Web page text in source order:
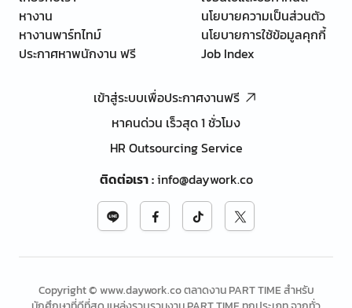
หางาน
หางานพาร์ทไทม์
ประกาศหาพนักงาน ฟรี
นโยบายความเป็นส่วนตัว
นโยบายการใช้ข้อมูลคุกกี้
Job Index
เข้าสู่ระบบเพื่อประกาศงานฟรี
หาคนด่วน เร็วสุด 1 ชั่วโมง
HR Outsourcing Service
ติดต่อเรา:info@daywork.co
Copyright © www.daywork.co ตลาดงาน PART TIME สำหรับ